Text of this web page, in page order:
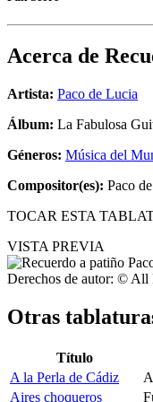
Acerca de
Artista: Paco de Lucia
Álbum: La Fabulosa
Géneros: Música del
Compositor(es): Paco
TOCAR ESTA
VISTA PREVIA
Derechos de autor: © All
Otras
Título
A la Perla de Cádiz
Aires choqueros